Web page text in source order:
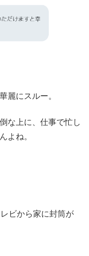
麗にスルー。
な上に、仕事で忙し
よね。
ビから家に封筒が